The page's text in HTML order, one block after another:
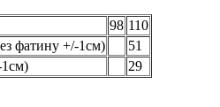
98 110
фатину +/-1см)
51
1см)
29